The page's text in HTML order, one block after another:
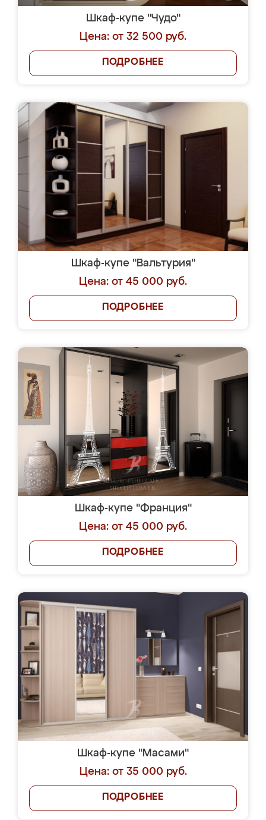
Шкаф-купе "Чудо"
Цена: от 32 500 руб.
ПОДРОБНЕЕ
Шкаф-купе "Вальтурия"
Цена: от 45 000 руб.
ПОДРОБНЕЕ
Шкаф-купе "Франция"
Цена: от 45 000 руб.
ПОДРОБНЕЕ
Шкаф-купе "Масами"
Цена: от 35 000 руб.
ПОДРОБНЕЕ